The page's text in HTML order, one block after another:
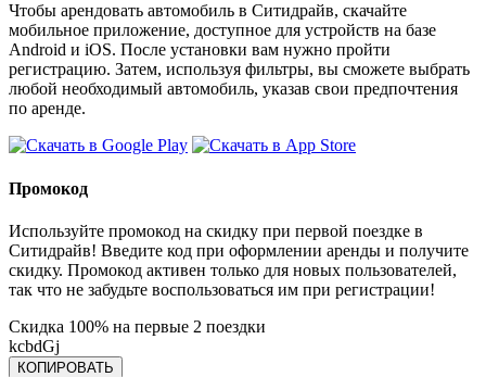
Чтобы арендовать автомобиль в Ситидрайв, скачайте
мобильное приложение, доступное для устройств на базе
Android и iOS. После установки вам нужно пройти
регистрацию. Затем, используя фильтры, вы сможете выбрать
любой необходимый автомобиль, указав свои предпочтения
по аренде.
Промокод
Используйте промокод на скидку при первой поездке в
Ситидрайв! Введите код при оформлении аренды и получите
скидку. Промокод активен только для новых пользователей,
так что не забудьте воспользоваться им при регистрации!
Скидка 100% на первые 2 поездки
kcbdGj
КОПИРОВАТЬ